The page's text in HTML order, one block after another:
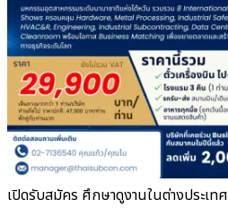
เปิดรับสมัคร ศึกษาดูงานในต่างประเทศ